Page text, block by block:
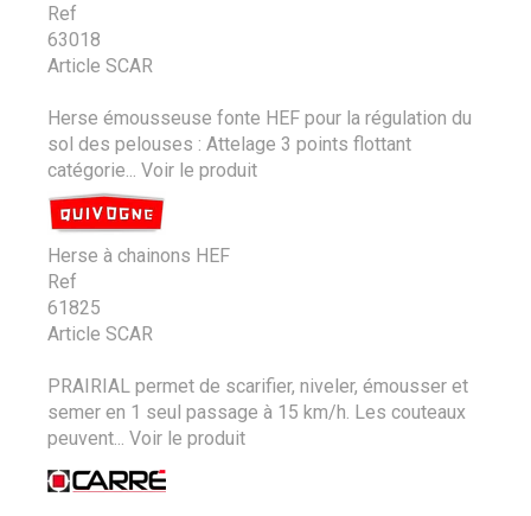
Ref
63018
Article SCAR
Herse émousseuse fonte HEF pour la régulation du
sol des pelouses : Attelage 3 points flottant
catégorie...
Voir le produit
Herse à chainons HEF
Ref
61825
Article SCAR
PRAIRIAL permet de scarifier, niveler, émousser et
semer en 1 seul passage à 15 km/h. Les couteaux
peuvent...
Voir le produit